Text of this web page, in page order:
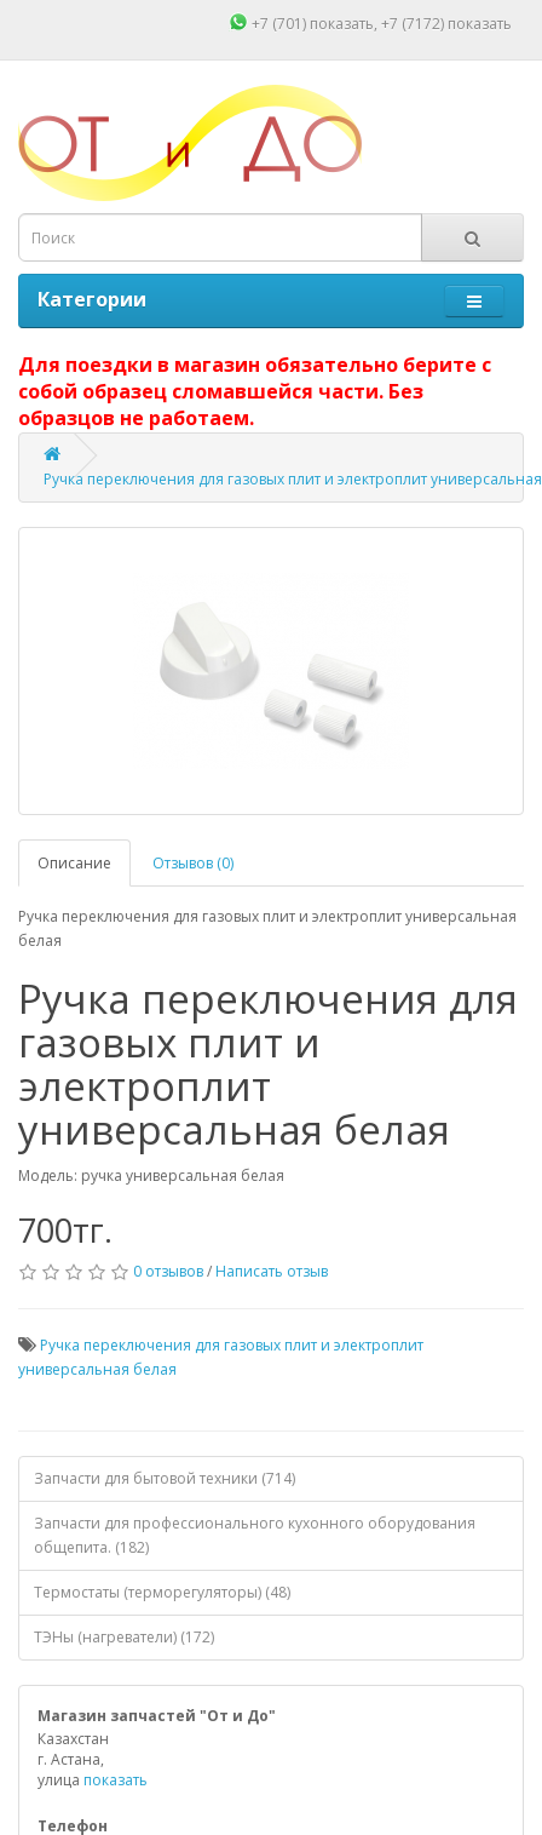
+7 (701) показать, +7 (7172) показать
Категории
Для поездки в магазин обязательно берите с
собой образец сломавшейся части. Без
образцов не работаем.
Ручка переключения для газовых плит и электроплит
Описание Отзывов (0)
Ручка переключения для газовых плит и электроплит универсальная
белая
Ручка переключения для
газовых плит и
электроплит
универсальная белая
Модель: ручка универсальная белая
700тг.
0 отзывов/ Написать отзыв
Ручка переключения для газовых плит и электроплит
универсальная белая
Запчасти для бытовой техники (714)
Запчасти для профессионального кухонного оборудования
общепита. (182)
Термостаты (терморегуляторы) (48)
ТЭНы (нагреватели) (172)
Магазин запчастей "От и До"
Казахстан
г. Астана,
улица показать
Телефон